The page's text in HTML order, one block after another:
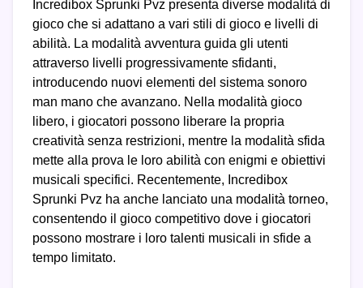
Incredibox Sprunki Pvz presenta diverse modalità di
gioco che si adattano a vari stili di gioco e livelli di
abilità. La modalità avventura guida gli utenti
attraverso livelli progressivamente sfidanti,
introducendo nuovi elementi del sistema sonoro
man mano che avanzano. Nella modalità gioco
libero, i giocatori possono liberare la propria
creatività senza restrizioni, mentre la modalità sfida
mette alla prova le loro abilità con enigmi e obiettivi
musicali specifici. Recentemente, Incredibox
Sprunki Pvz ha anche lanciato una modalità torneo,
consentendo il gioco competitivo dove i giocatori
possono mostrare i loro talenti musicali in sfide a
tempo limitato.